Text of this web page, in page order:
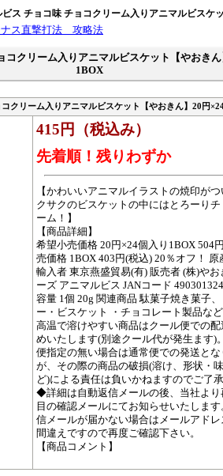
ビス チョコ味 チョコクリーム入りアニマルビスケ
コクリーム入りアニマルビスケット【やおき
1BOX
クリーム入りアニマルビスケット【やおきん】20円
415円（税込み）
先着順！残りわずか
【かわいいアニマルイラストの焼印が
クサクのビスケットの中にはとろーり
ーム！】
【商品詳細】
希望小売価格 20円×24個入り1BOX 504
売価格 1BOX 403円(税込) 20％オフ！ 原
輸入者 東京燕盛貿易(有) 販売者 (株)やお
ーズ アニマルビス JANコード
容量 1個 20g 関連商品 駄菓子焼き菓子
ー・ビスケット ・チョコレート製品な
高温で溶けやすい商品はクール便での
めいたします(別途クール代が発生ます)
便指定の無い場合は通常便での発送とな
が、その際の商品の破損(溶け、形状・
ど)による責任は負いかねますのでご了
◆詳細は自動返信メールの後、当社より
目の確認メールにてお知らせいたしま
信メールが届かない場合はメールアド
間違えですので再度ご確認下さい。
【商品コメント】